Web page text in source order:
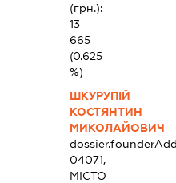
(грн.):
13
665
(0.625
%)
ШКУРУПІЙ
КОСТЯНТИН
МИКОЛАЙОВИЧ
04071,
МІСТО